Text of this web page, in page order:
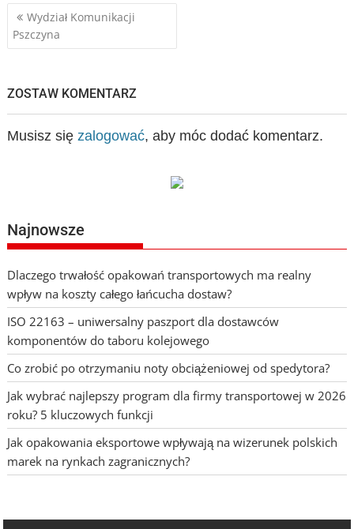
Nawigacja
wpisu
Wydział Komunikacji
Pszczyna
ZOSTAW KOMENTARZ
Musisz się zalogować, aby móc dodać komentarz.
Najnowsze
Dlaczego trwałość opakowań transportowych ma realny
wpływ na koszty całego łańcucha dostaw?
ISO 22163 – uniwersalny paszport dla dostawców
komponentów do taboru kolejowego
Co zrobić po otrzymaniu noty obciążeniowej od spedytora?
Jak wybrać najlepszy program dla firmy transportowej w 2026
roku? 5 kluczowych funkcji
Jak opakowania eksportowe wpływają na wizerunek polskich
marek na rynkach zagranicznych?